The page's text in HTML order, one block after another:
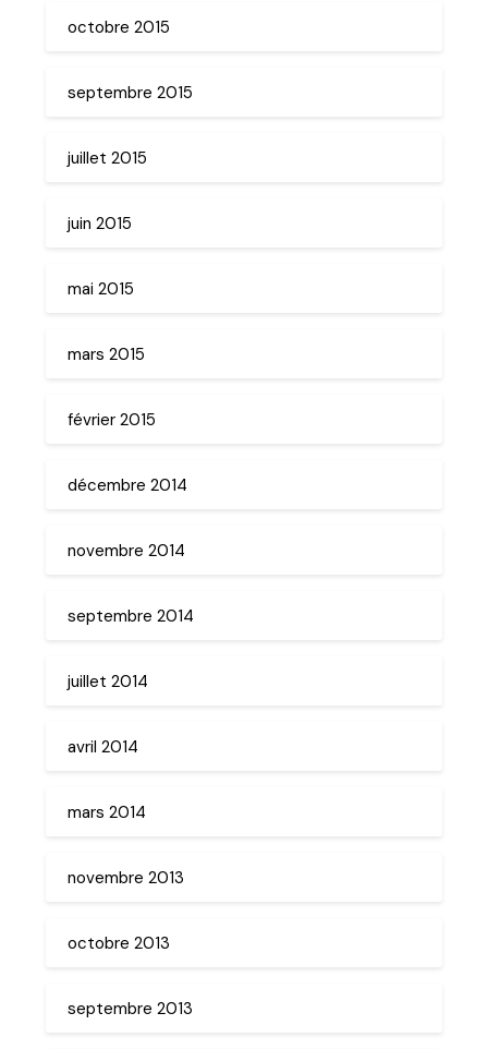
octobre 2015
septembre 2015
juillet 2015
juin 2015
mai 2015
mars 2015
février 2015
décembre 2014
novembre 2014
septembre 2014
juillet 2014
avril 2014
mars 2014
novembre 2013
octobre 2013
septembre 2013